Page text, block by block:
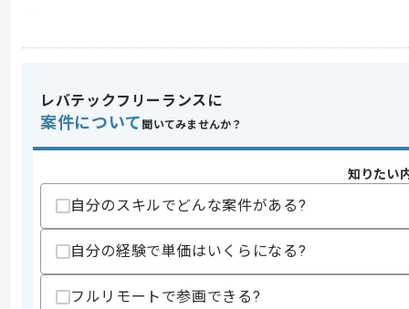
・実装経験
歓迎スキル
・Fit&Gap分析の主導経験
スキルに不安がある方へ
上記に似た経験やスキルをお持ちであれば申
精算・お支払い
レバテックフリーランスに
案件について 聞いてみませんか？
知りたい
自分のスキルでどんな案件がある?
自分の経験で単価はいくらになる?
フルリモートで参画できる?